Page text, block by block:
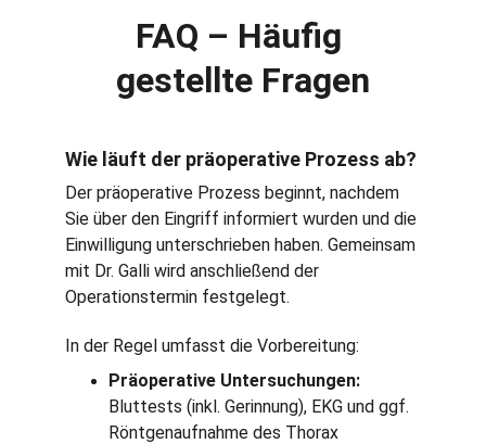
FAQ – Häufig
gestellte Fragen
Wie läuft der präoperative Prozess ab?
Der präoperative Prozess beginnt, nachdem
Sie über den Eingriff informiert wurden und die
Einwilligung unterschrieben haben. Gemeinsam
mit Dr. Galli wird anschließend der
Operationstermin festgelegt.
In der Regel umfasst die Vorbereitung:
Präoperative Untersuchungen:
Bluttests (inkl. Gerinnung), EKG und ggf.
Röntgenaufnahme des Thorax